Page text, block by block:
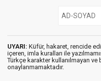
UYARI: Küfür, hakaret, rencide
içeren, imla kuralları ile
Türkçe karakter kullanılmayan ve
onaylanmamaktadır.